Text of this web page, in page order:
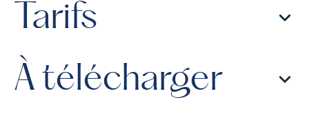
Tarifs
À télécharger